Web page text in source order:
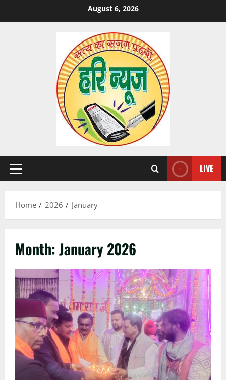
August 6, 2026
Primary
LIVE
Home 2026 January
Month:January 2026